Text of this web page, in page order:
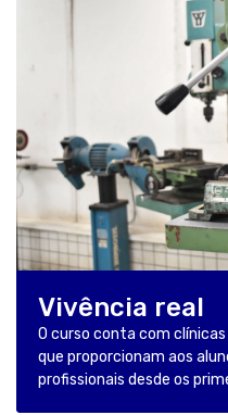
Vivência real
O curso conta com
que proporcionam aos
profissionais desde os